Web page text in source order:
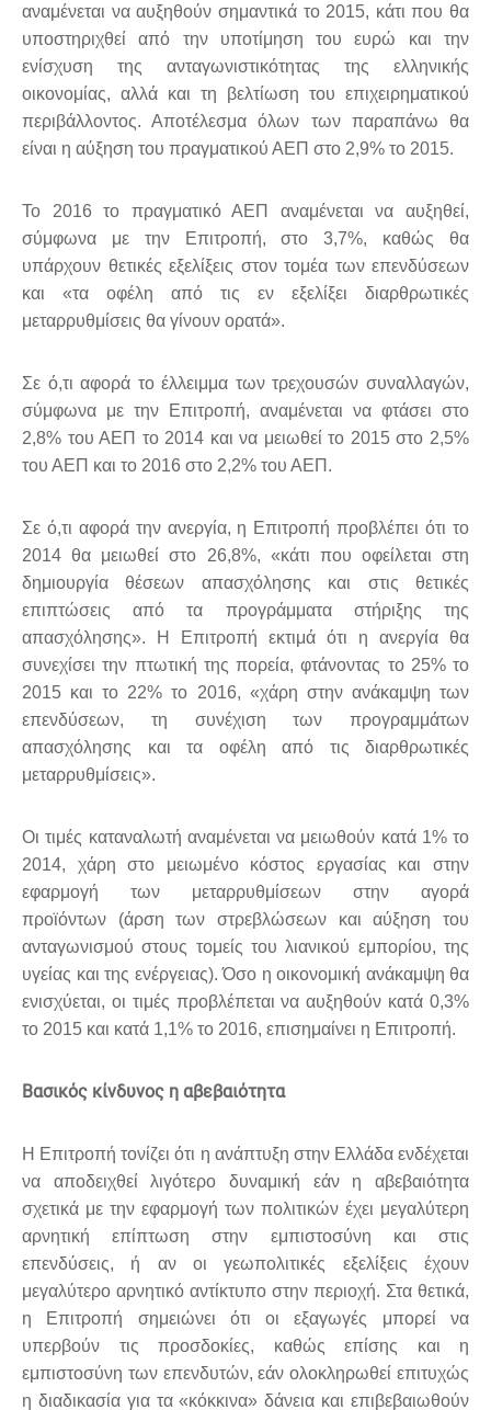
αναμένεται να αυξηθούν σημαντικά το 2015, κάτι που θα
υποστηριχθεί από την υποτίμηση του ευρώ και την
ενίσχυση της ανταγωνιστικότητας της ελληνικής
οικονομίας, αλλά και τη βελτίωση του επιχειρηματικού
περιβάλλοντος. Αποτέλεσμα όλων των παραπάνω θα
είναι η αύξηση του πραγματικού ΑΕΠ στο 2,9% το 2015.
Το 2016 το πραγματικό ΑΕΠ αναμένεται να αυξηθεί,
σύμφωνα με την Επιτροπή, στο 3,7%, καθώς θα
υπάρχουν θετικές εξελίξεις στον τομέα των επενδύσεων
και «τα οφέλη από τις εν εξελίξει διαρθρωτικές
μεταρρυθμίσεις θα γίνουν ορατά».
Σε ό,τι αφορά το έλλειμμα των τρεχουσών συναλλαγών,
σύμφωνα με την Επιτροπή, αναμένεται να φτάσει στο
2,8% του ΑΕΠ το 2014 και να μειωθεί το 2015 στο 2,5%
του ΑΕΠ και το 2016 στο 2,2% του ΑΕΠ.
Σε ό,τι αφορά την ανεργία, η Επιτροπή προβλέπει ότι το
2014 θα μειωθεί στο 26,8%, «κάτι που οφείλεται στη
δημιουργία θέσεων απασχόλησης και στις θετικές
επιπτώσεις από τα προγράμματα στήριξης της
απασχόλησης». Η Επιτροπή εκτιμά ότι η ανεργία θα
συνεχίσει την πτωτική της πορεία, φτάνοντας το 25% το
2015 και το 22% το 2016, «χάρη στην ανάκαμψη των
επενδύσεων, τη συνέχιση των προγραμμάτων
απασχόλησης και τα οφέλη από τις διαρθρωτικές
μεταρρυθμίσεις».
Οι τιμές καταναλωτή αναμένεται να μειωθούν κατά 1% το
2014, χάρη στο μειωμένο κόστος εργασίας και στην
εφαρμογή των μεταρρυθμίσεων στην αγορά
προϊόντων (άρση των στρεβλώσεων και αύξηση του
ανταγωνισμού στους τομείς του λιανικού εμπορίου, της
υγείας και της ενέργειας). Όσο η οικονομική ανάκαμψη θα
ενισχύεται, οι τιμές προβλέπεται να αυξηθούν κατά 0,3%
το 2015 και κατά 1,1% το 2016, επισημαίνει η Επιτροπή.
Βασικός κίνδυνος η αβεβαιότητα
Η Επιτροπή τονίζει ότι η ανάπτυξη στην Ελλάδα ενδέχεται
να αποδειχθεί λιγότερο δυναμική εάν η αβεβαιότητα
σχετικά με την εφαρμογή των πολιτικών έχει μεγαλύτερη
αρνητική επίπτωση στην εμπιστοσύνη και στις
επενδύσεις, ή αν οι γεωπολιτικές εξελίξεις έχουν
μεγαλύτερο αρνητικό αντίκτυπο στην περιοχή. Στα θετικά,
η Επιτροπή σημειώνει ότι οι εξαγωγές μπορεί να
υπερβούν τις προσδοκίες, καθώς επίσης και η
εμπιστοσύνη των επενδυτών, εάν ολοκληρωθεί επιτυχώς
η διαδικασία για τα «κόκκινα» δάνεια και επιβεβαιωθούν